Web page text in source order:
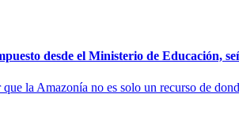
desde el Ministerio de Educación,